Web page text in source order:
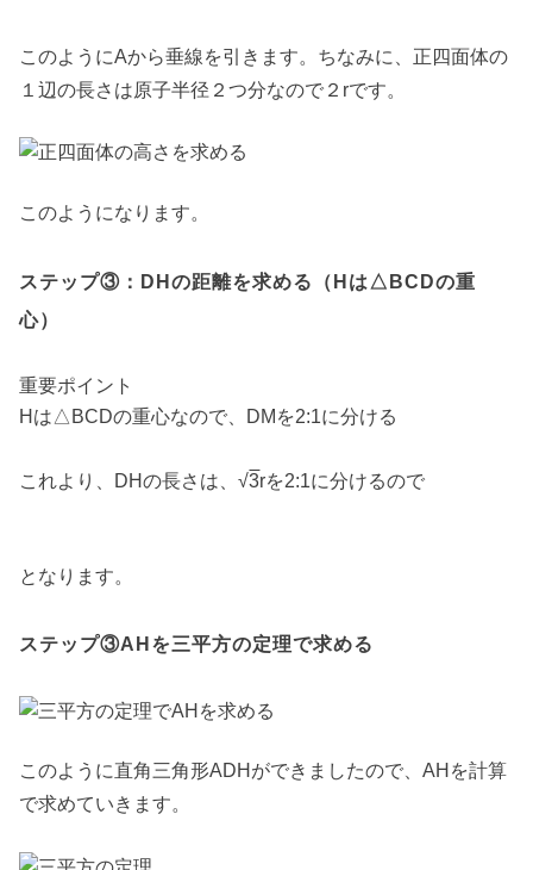
このようにAから垂線を引きます。ちなみに、正四面体の
１辺の長さは原子半径２つ分なので２rです。
このようになります。
ステップ③：DHの距離を求める（Hは△BCDの重
心）
重要ポイント
Hは△BCDの重心なので、DMを2:1に分ける
これより、DHの長さは、√3rを2:1に分けるので
となります。
ステップ③AHを三平方の定理で求める
このように直角三角形ADHができましたので、AHを計算
で求めていきます。